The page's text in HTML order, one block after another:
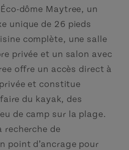
dôme Maytree, un
unique de 26 pieds
complète, une salle
privée et un salon avec
offre un accès direct à
et constitue
du kayak, des
de camp sur la plage.
recherche de
point d’ancrage pour